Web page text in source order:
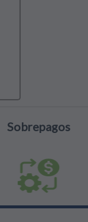
Sobrepagos